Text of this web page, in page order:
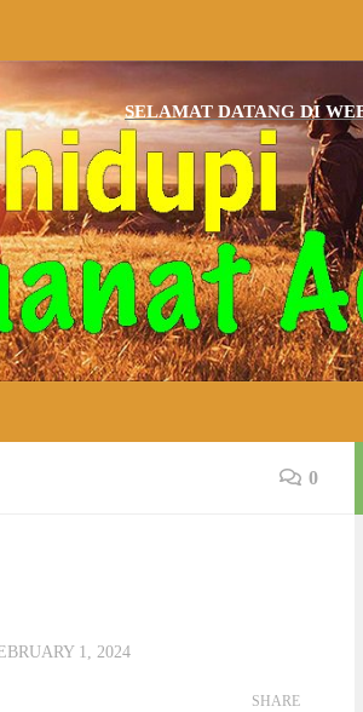
SELAMAT DATANG DI WEBSITE
0
1, 2024
SHARE